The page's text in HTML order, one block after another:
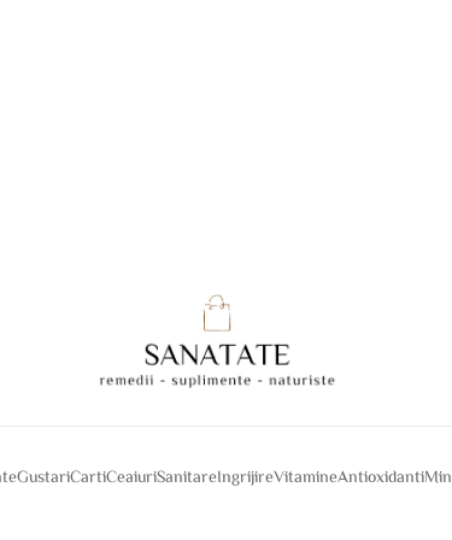
GustariCartiCeaiuriSanitareIngrijireVitamineAntioxidanti